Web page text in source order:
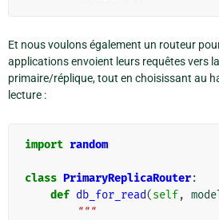
Et nous voulons également un routeur
applications envoient leurs requêtes vers
primaire/réplique, tout en choisissant au
lecture :
import random
class PrimaryReplicaRouter:
def db_for_read(self,
"""